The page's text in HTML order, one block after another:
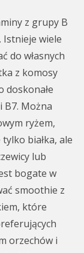
z grupy B
Istnieje wiele
do własnych
z komosy
doskonałe
B7. Można
ryżem,
białka, ale
lub
bogate w
smoothie z
które
orzechów i